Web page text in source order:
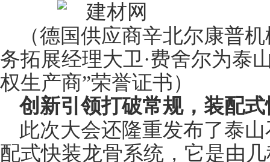
（德国供应商辛北尔康普
务拓展经理大卫·费舍尔为泰
权生产商”荣誉证书）
创新引领打破常规，装配
此次大会还隆重发布了泰
配式快装龙骨系统，它是由